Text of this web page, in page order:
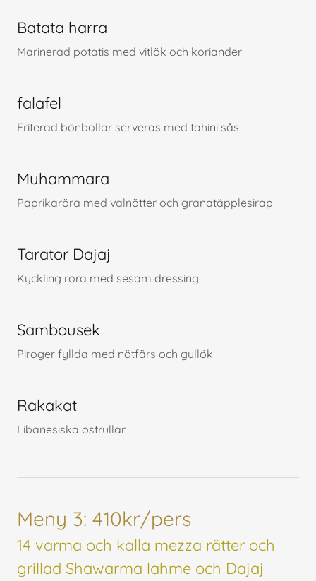
Batata harra
Marinerad potatis med vitlök och koriander
falafel
Friterad bönbollar serveras med tahini sås
Muhammara
Paprikaröra med valnötter och granatäpplesirap
Tarator Dajaj
Kyckling röra med sesam dressing
Sambousek
Piroger fyllda med nötfärs och gullök
Rakakat
Libanesiska ostrullar
Meny 3: 410kr/pers
14 varma och kalla mezza rätter och
grillad Shawarma lahme och Dajaj